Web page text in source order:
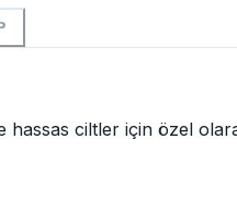
hassas ciltler için özel